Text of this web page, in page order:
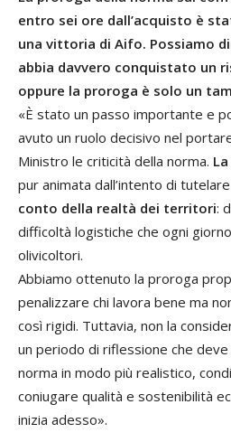
entro sei ore dall’acquisto è
una vittoria di Aifo. Possiamo
abbia davvero conquistato un
oppure la proroga è solo un
«È stato un passo importante e
avuto un ruolo decisivo nel
Ministro le criticità della norma.
pur animata dall’intento di
conto della realtà dei territori:
difficoltà logistiche che ogni
olivicoltori.
Abbiamo ottenuto la proroga
penalizzare chi lavora bene ma
così rigidi. Tuttavia, non la
un periodo di riflessione che
norma in modo più realistico,
coniugare qualità e sostenibilità
inizia adesso».